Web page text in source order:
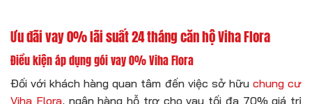
Ưu đãi vay 0% lãi suất 24 tháng căn hộ Viha Flora
Điều kiện áp dụng gói vay 0% Viha Flora
Đối với khách hàng quan tâm đến việc sở hữu chung cư
Viha Flora, ngân hàng hỗ trợ cho vay tối đa 70% giá trị